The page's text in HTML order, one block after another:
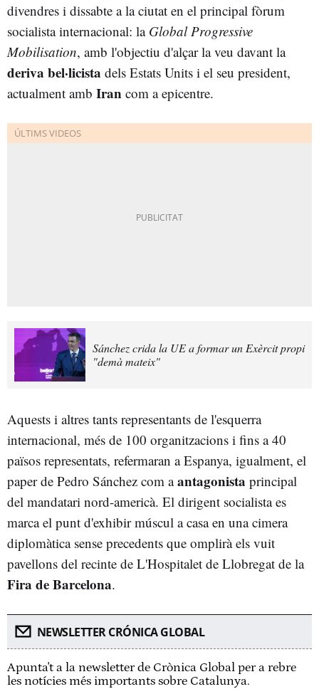
divendres i dissabte a la ciutat en el principal fòrum
socialista internacional: la Global Progressive
Mobilisation, amb l'objectiu d'alçar la veu davant la
deriva bel·licista dels Estats Units i el seu president,
actualment amb Iran com a epicentre.
Sánchez crida la UE a formar un Exèrcit propi
"demà mateix"
Aquests i altres tants representants de l'esquerra
internacional, més de 100 organitzacions i fins a 40
països representats, refermaran a Espanya, igualment, el
paper de Pedro Sánchez com aantagonista principal
del mandatari nord-americà. El dirigent socialista es
marca el punt d'exhibir múscul a casa en una cimera
diplomàtica sense precedents que omplirà els vuit
pavellons del recinte de L'Hospitalet de Llobregat de la
Fira de Barcelona.
NEWSLETTER CRÓNICA GLOBAL
Apunta't a la newsletter de Crònica Global per a rebre
les notícies més importants sobre Catalunya.